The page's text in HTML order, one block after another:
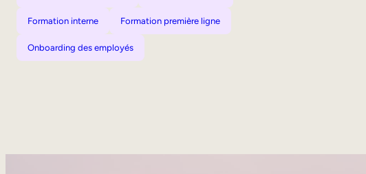
Formation interne Formation première ligne
Onboarding des employés